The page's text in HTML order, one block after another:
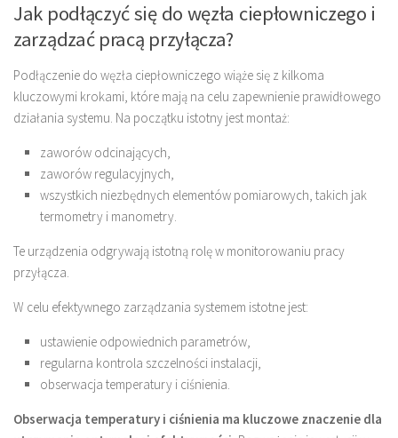
Jak podłączyć się do węzła ciepłowniczego i
zarządzać pracą przyłącza?
Podłączenie do węzła ciepłowniczego wiąże się z kilkoma
kluczowymi krokami, które mają na celu zapewnienie prawidłowego
działania systemu. Na początku istotny jest montaż:
zaworów odcinających,
zaworów regulacyjnych,
wszystkich niezbędnych elementów pomiarowych, takich jak
termometry i manometry.
Te urządzenia odgrywają istotną rolę w monitorowaniu pracy
przyłącza.
W celu efektywnego zarządzania systemem istotne jest:
ustawienie odpowiednich parametrów,
regularna kontrola szczelności instalacji,
obserwacja temperatury i ciśnienia.
Obserwacja temperatury i ciśnienia ma kluczowe znaczenie dla